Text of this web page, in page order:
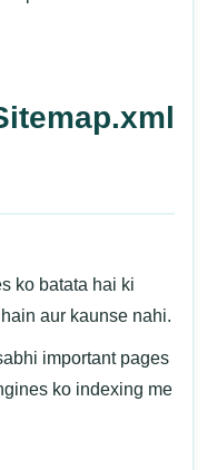
ko batata hai ki
aur kaunse nahi.
important pages
ko indexing me